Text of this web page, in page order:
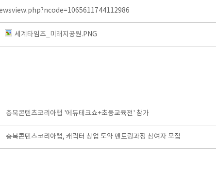
세계타임즈_미래지공원.PNG
충북콘텐츠코리아랩 '에듀테크쇼+초등교육전' 참가
충북콘텐츠코리아랩, 캐릭터 창업 도약 멘토링과정 참여자 모집